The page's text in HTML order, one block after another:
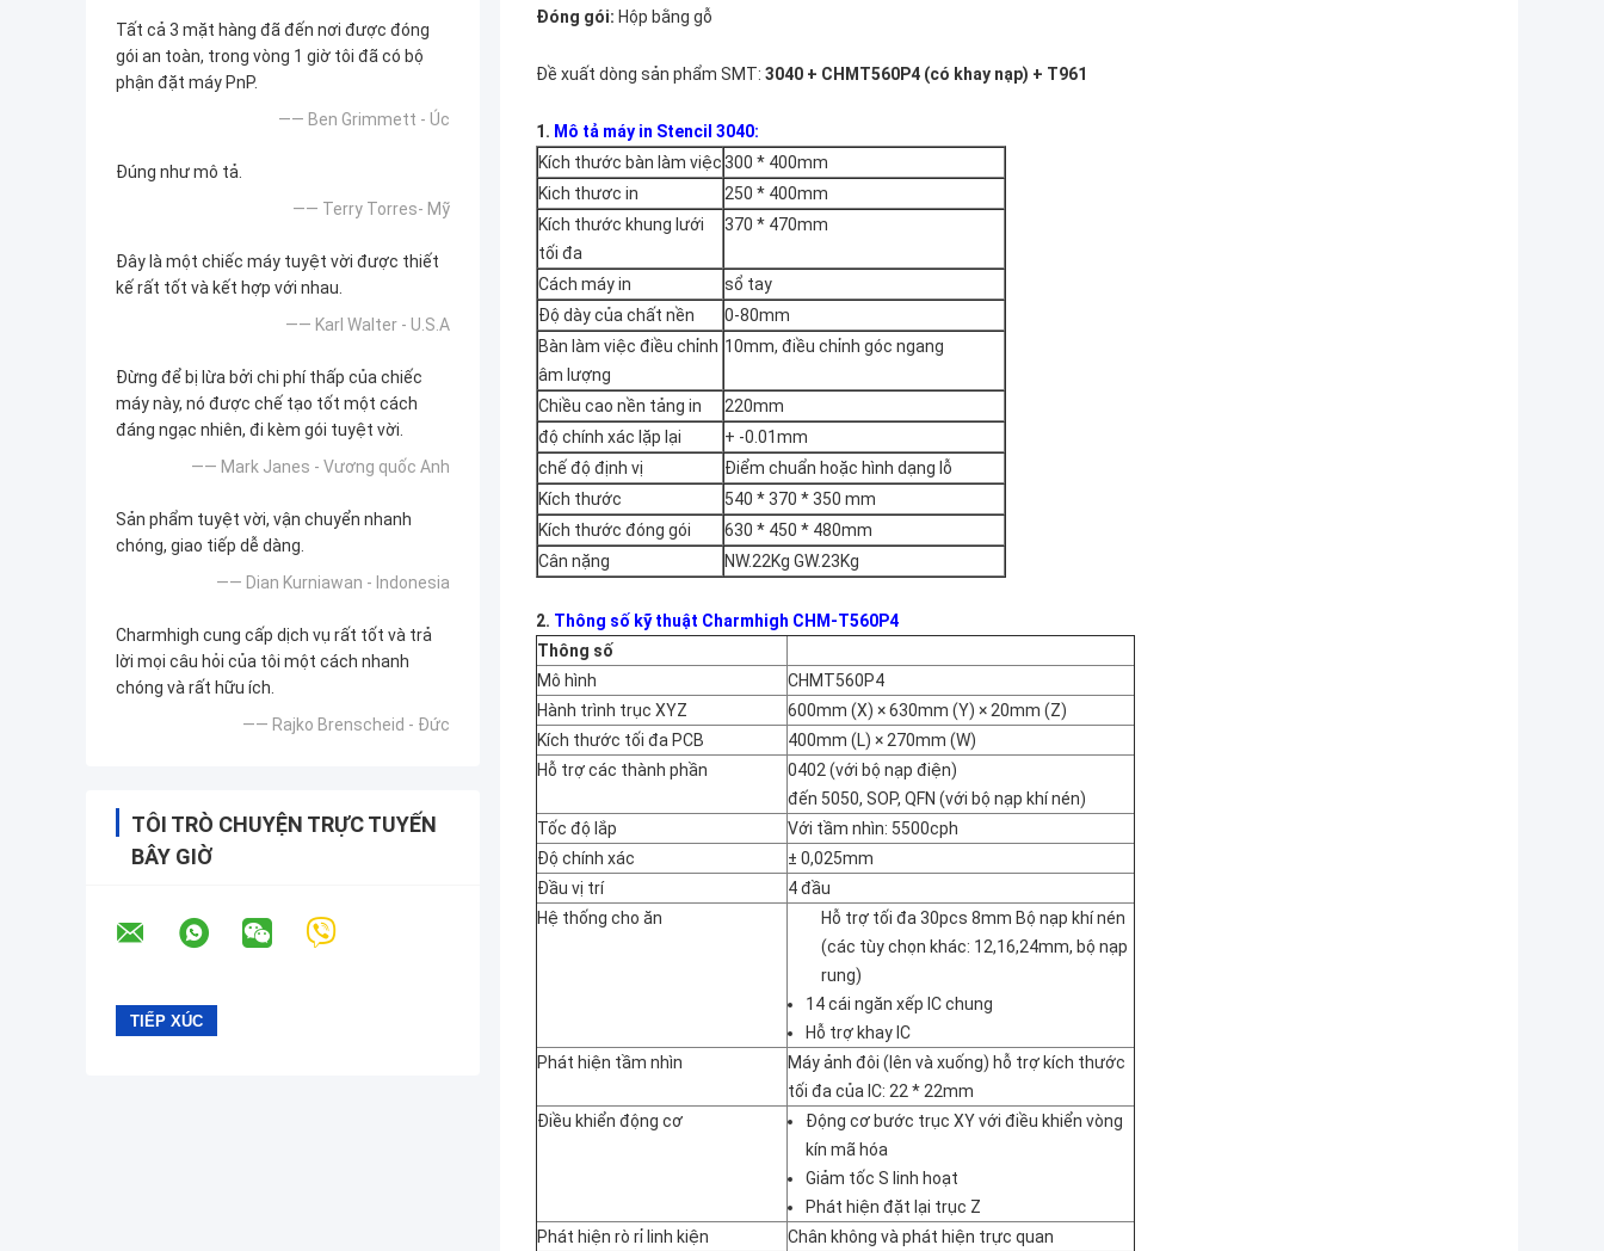
Tất cả 3 mặt hàng đã đến nơi được đóng
gói an toàn, trong vòng 1 giờ tôi đã có bộ
phận đặt máy PnP.
—— Ben Grimmett - Úc
Đúng như mô tả.
—— Terry Torres- Mỹ
Đây là một chiếc máy tuyệt vời được thiết
kế rất tốt và kết hợp với nhau.
—— Karl Walter - U.S.A
Đừng để bị lừa bởi chi phí thấp của chiếc
máy này, nó được chế tạo tốt một cách
đáng ngạc nhiên, đi kèm gói tuyệt vời.
—— Mark Janes - Vương quốc Anh
Sản phẩm tuyệt vời, vận chuyển nhanh
chóng, giao tiếp dễ dàng.
—— Dian Kurniawan - Indonesia
Charmhigh cung cấp dịch vụ rất tốt và trả
lời mọi câu hỏi của tôi một cách nhanh
chóng và rất hữu ích.
—— Rajko Brenscheid - Đức
TÔI TRÒ CHUYỆN TRỰC TUYẾN
BÂY GIỜ
Đóng gói: Hộp bằng gỗ
Đề xuất dòng sản phẩm SMT: 3040 + CHMT560P4 (có khay nạp) + T961
1. Mô tả máy in Stencil 3040:
Kích thước bàn làm việc300 * 400mm
Kich thươc in
250 * 400mm
Kích thước khung lưới
tối đa
370 * 470mm
Cách máy in
sổ tay
Độ dày của chất nền
0-80mm
Bàn làm việc điều chỉnh
âm lượng
10mm, điều chỉnh góc ngang
Chiều cao nền tảng in
220mm
độ chính xác lặp lại
+ -0.01mm
chế độ định vị
Điểm chuẩn hoặc hình dạng lỗ
Kích thước
540 * 370 * 350 mm
Kích thước đóng gói
630 * 450 * 480mm
Cân nặng
NW.22Kg GW.23Kg
2. Thông số kỹ thuật Charmhigh CHM-T560P4
Thông số
Mô hình
CHMT560P4
Hành trình trục XYZ
600mm (X) × 630mm (Y) × 20mm (Z)
Kích thước tối đa PCB
400mm (L) × 270mm (W)
Hỗ trợ các thành phần
0402 (với bộ nạp điện)
đến 5050, SOP, QFN (với bộ nạp khí nén)
Tốc độ lắp
Với tầm nhìn: 5500cph
Độ chính xác
± 0,025mm
Đầu vị trí
4 đầu
Hệ thống cho ăn
Hỗ trợ tối đa 30pcs 8mm Bộ nạp khí nén
(các tùy chọn khác: 12,16,24mm, bộ nạp
rung)
14 cái ngăn xếp IC chung
Hỗ trợ khay IC
Phát hiện tầm nhìn
Máy ảnh đôi (lên và xuống) hỗ trợ kích thước
tối đa của IC: 22 * ​​22mm
Điều khiển động cơ
Động cơ bước trục XY với điều khiển vòng
kín mã hóa
Giảm tốc S linh hoạt
Phát hiện đặt lại trục Z
Phát hiện rò rỉ linh kiện
Chân không và phát hiện trực quan